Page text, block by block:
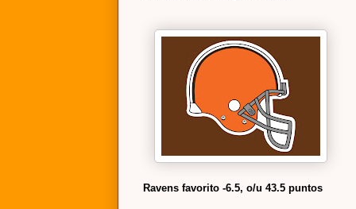
Ravens favorito -6.5, o/u 43.5 puntos